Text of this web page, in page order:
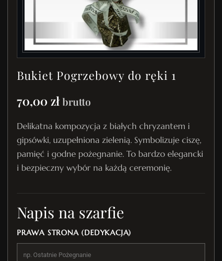
Bukiet Pogrzebowy do ręki 1
70,00 zł brutto
Delikatna kompozycja z białych chryzantem i
gipsówki, uzupełniona zielenią. Symbolizuje ciszę,
pamięć i godne pożegnanie. To bardzo elegancki
i bezpieczny wybór na każdą ceremonię.
Napis na szarfie
PRAWA STRONA (DEDYKACJA)